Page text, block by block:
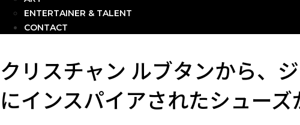
ENTERTAINER & TALENT
CONTACT
クリスチャン ルブタンから、
にインスパイアされたシューズ